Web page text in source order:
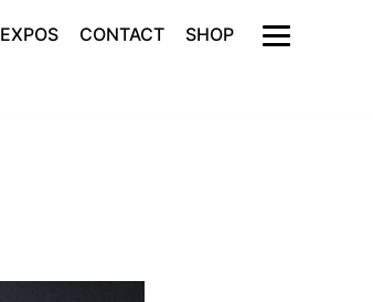
EXPOS CONTACT SHOP